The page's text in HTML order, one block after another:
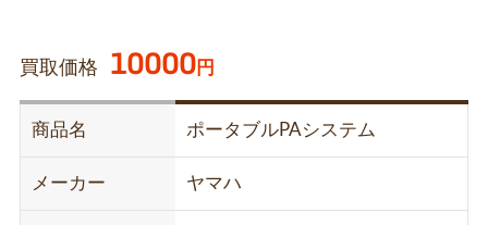
買取価格 10000円
商品名 ポータブルPAシステム
メーカー ヤマハ